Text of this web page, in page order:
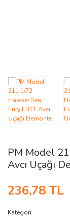
PM Model
Avcı Uçağı
236,78 TL
Kategori
TEKNİK KİTAP ve